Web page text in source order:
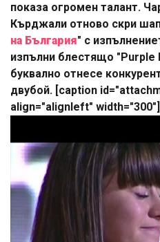
показа огромен талант.
Кърджали отново скри
на България" с
изпълни блестящо "Purple
буквално отнесе
двубой. [caption
align="alignleft" width="300"]